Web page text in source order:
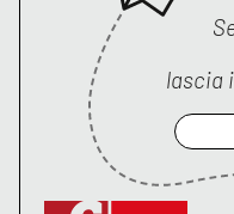
Vibo Valentia
Reggio Calabria
Cosenza
Lamezia Terme
lascia